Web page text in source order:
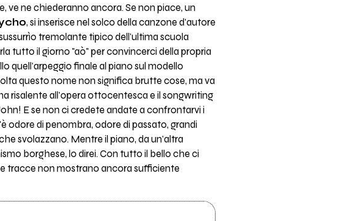
ve ne chiederanno ancora. Se non piace, un
, si inserisce nel solco della canzone d'autore
tremolante tipico dell'ultima scuola
tutto il giorno "aò" per convincerci della propria
quell'arpeggio finale al piano sul modello
questo nome non significa brutte cose, ma va
risalente all'opera ottocentesca e il songwriting
E se non ci credete andate a confrontarvi i
odore di penombra, odore di passato, grandi
svolazzano. Mentre il piano, da un'altra
borghese, lo direi. Con tutto il bello che ci
tracce non mostrano ancora sufficiente